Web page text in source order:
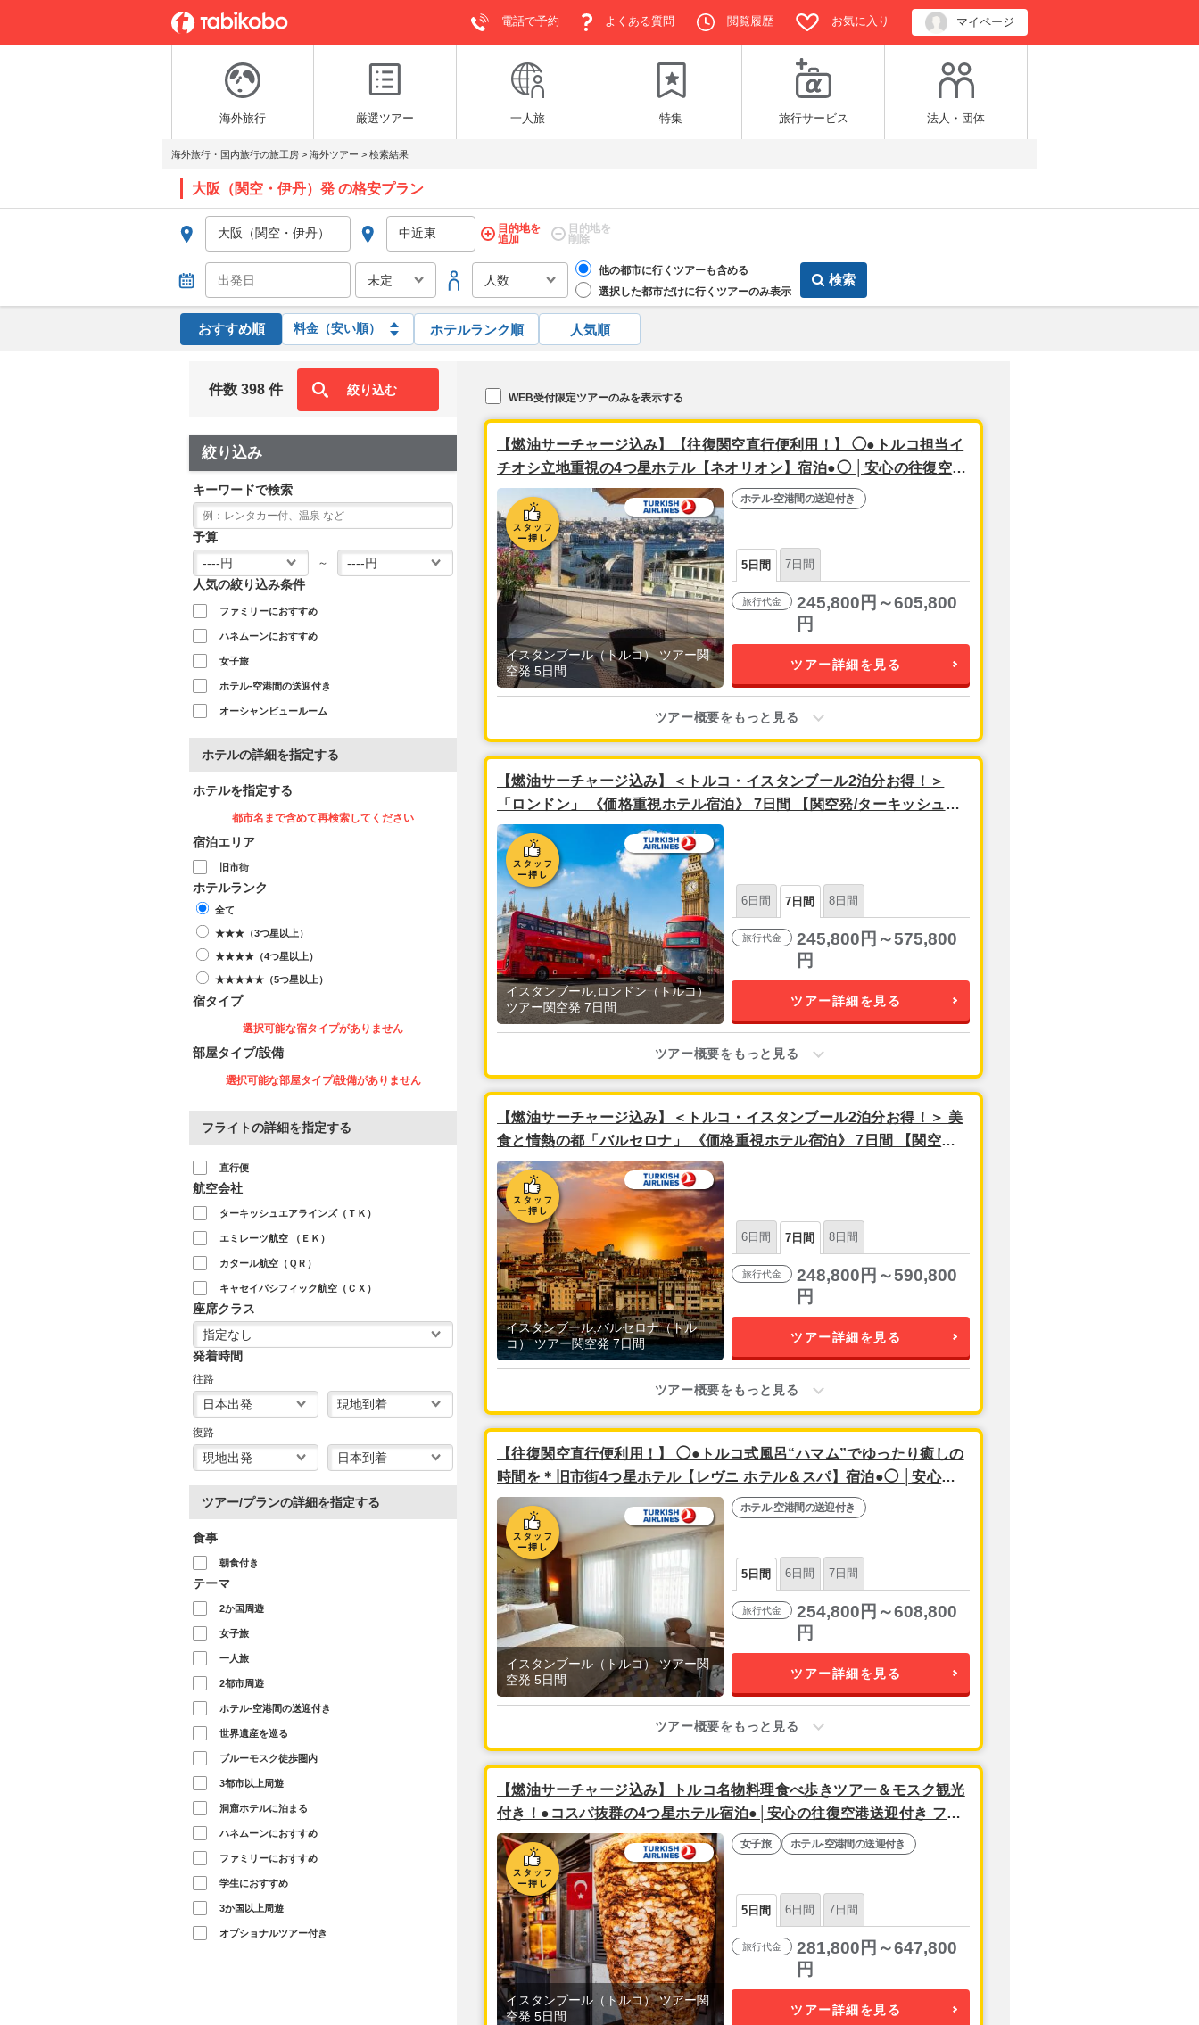
電話で予約 よくある質問 閲覧履歴 お気に入り マイページ
海外旅行 厳選ツアー 一人旅 特集 旅行サービス 法人・団体
海外旅行・国内旅行の旅工房 > 海外ツアー > 検索結果
大阪（関空・伊丹）発 の格安プラン
目的地を
追加
目的地を
削除
他の都市に行くツアーも含める
選択した都市だけに行くツアーのみ表示
検索
おすすめ順 ホテルランク順 人気順
絞り込み
キーワードで検索
予算
～
人気の絞り込み条件
ファミリーにおすすめ
ハネムーンにおすすめ
女子旅
ホテル-空港間の送迎付き
オーシャンビュールーム
ホテルの詳細を指定する
ホテルを指定する
都市名まで含めて再検索してください
宿泊エリア
旧市街
ホテルランク
全て
★★★（3つ星以上）
★★★★（4つ星以上）
★★★★★（5つ星以上）
宿タイプ
選択可能な宿タイプがありません
部屋タイプ/設備
選択可能な部屋タイプ/設備がありません
フライトの詳細を指定する
直行便
航空会社
ターキッシュエアラインズ（ＴＫ）
エミレーツ航空 （ＥＫ）
カタール航空（ＱＲ）
キャセイパシフィック航空（ＣＸ）
座席クラス
発着時間
往路
復路
ツアー/プランの詳細を指定する
食事
朝食付き
テーマ
2か国周遊
女子旅
一人旅
2都市周遊
ホテル-空港間の送迎付き
世界遺産を巡る
ブルーモスク徒歩圏内
3都市以上周遊
洞窟ホテルに泊まる
ハネムーンにおすすめ
ファミリーにおすすめ
学生におすすめ
3か国以上周遊
オプショナルツアー付き
件数 398 件 絞り込む
WEB受付限定ツアーのみを表示する
【燃油サーチャージ込み】【往復関空直行便利用！】 ◯●トルコ担当イ
チオシ立地重視の4つ星ホテル【ネオリオン】宿泊●◯ │安心の往復空港
送迎付き フリープラン│ イスタンブール2泊5日
イスタンブール（トルコ） ツアー関
空発 5日間
ホテル-空港間の送迎付き
5日間 7日間
旅行代金
245,800円～605,800
円
ツアー詳細を見る
ツアー概要をもっと見る
【燃油サーチャージ込み】＜トルコ・イスタンブール2泊分お得！＞
「ロンドン」 《価格重視ホテル宿泊》 7日間 【関空発/ターキッシュエ
アラインズ利用】
イスタンブール,ロンドン（トルコ）
ツアー関空発 7日間
6日間 7日間 8日間
旅行代金
245,800円～575,800
円
ツアー詳細を見る
ツアー概要をもっと見る
【燃油サーチャージ込み】＜トルコ・イスタンブール2泊分お得！＞ 美
食と情熱の都「バルセロナ」 《価格重視ホテル宿泊》 7日間 【関空発/
ターキッシュエアラインズ利用】
イスタンブール,バルセロナ（トル
コ） ツアー関空発 7日間
6日間 7日間 8日間
旅行代金
248,800円～590,800
円
ツアー詳細を見る
ツアー概要をもっと見る
【往復関空直行便利用！】 ◯●トルコ式風呂“ハマム”でゆったり癒しの
時間を＊旧市街4つ星ホテル【レヴニ ホテル＆スパ】宿泊●◯ │安心の
往復空港送迎付き フリープラン│ イスタンブール2泊5日
イスタンブール（トルコ） ツアー関
空発 5日間
ホテル-空港間の送迎付き
5日間 6日間 7日間
旅行代金
254,800円～608,800
円
ツアー詳細を見る
ツアー概要をもっと見る
【燃油サーチャージ込み】トルコ名物料理食べ歩きツアー＆モスク観光
付き！●コスパ抜群の4つ星ホテル宿泊●│安心の往復空港送迎付き フリ
ープラン│5日間【往復関空直行便利用！】
イスタンブール（トルコ） ツアー関
空発 5日間
女子旅 ホテル-空港間の送迎付き
5日間 6日間 7日間
旅行代金
281,800円～647,800
円
ツアー詳細を見る